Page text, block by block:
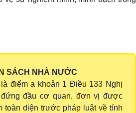
SÁCH NHÀ NƯỚC
điểm a khoản 1 Điều 133 Nghị
đầu cơ quan, đơn vị được
toàn diện trước pháp luật về tính